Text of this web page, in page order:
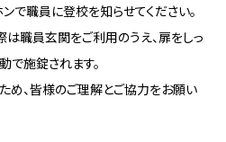
で職員に登校を知らせてください。
職員玄関をご利用のうえ、扉をしっ
で施錠されます。
め、皆様のご理解とご協力をお願い